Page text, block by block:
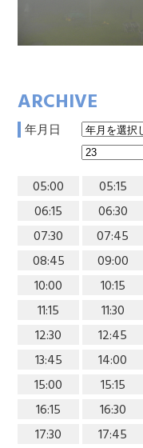
ARCHIVE
年月日
05:00 05:15
06:15
06:30
07:30
07:45
08:45
09:00
10:00
10:15
11:15
11:30
12:30
12:45
13:45
14:00
15:00
15:15
16:15
16:30
17:30
17:45